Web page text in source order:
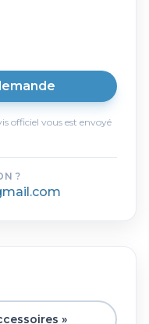
officiel vous est envoyé
?
»